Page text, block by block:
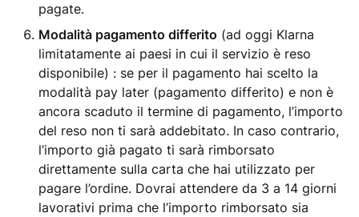
pagate.
Modalità pagamento differito (ad oggi Klarna
limitatamente ai paesi in cui il servizio è reso
disponibile) : se per il pagamento hai scelto la
modalità pay later (pagamento differito) e non è
ancora scaduto il termine di pagamento, l’importo
del reso non ti sarà addebitato. In caso contrario,
l’importo già pagato ti sarà rimborsato
direttamente sulla carta che hai utilizzato per
pagare l’ordine. Dovrai attendere da 3 a 14 giorni
lavorativi prima che l’importo rimborsato sia